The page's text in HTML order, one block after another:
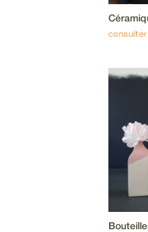
consulter